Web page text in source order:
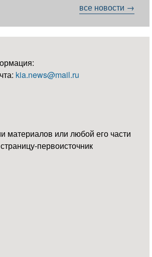
все новости →
kia.news@mail.ru
материалов или любой его части
первоисточник